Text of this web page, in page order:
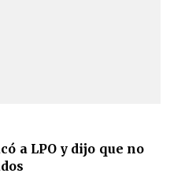
a LPO y dijo que no